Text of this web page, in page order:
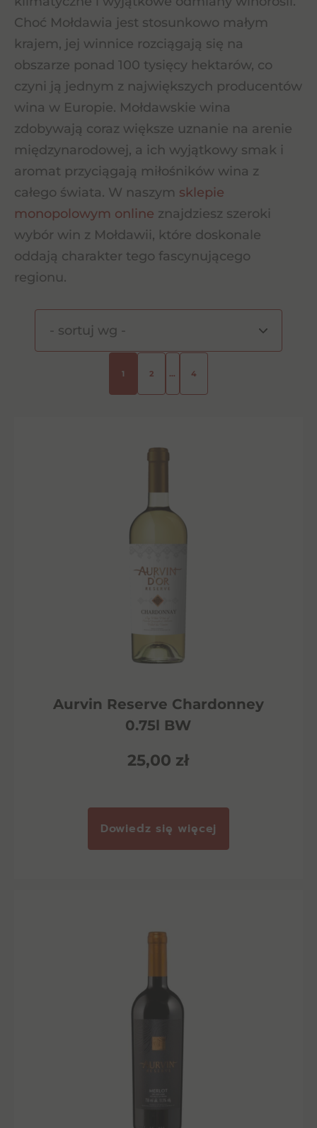
Choć Mołdawia jest stosunkowo małym
krajem, jej winnice rozciągają się na
obszarze ponad 100 tysięcy hektarów, co
czyni ją jednym z największych producentów
wina w Europie. Mołdawskie wina
zdobywają coraz większe uznanie na arenie
międzynarodowej, a ich wyjątkowy smak i
aromat przyciągają miłośników wina z
całego świata. W naszym sklepie
monopolowym online znajdziesz szeroki
wybór win z Mołdawii, które doskonale
oddają charakter tego fascynującego
regionu.
1 2 … 4
Aurvin Reserve Chardonney
0.75l BW
25,00 zł
Dowiedz się więcej